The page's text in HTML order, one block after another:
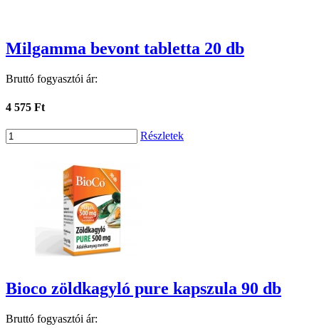
Milgamma bevont tabletta 20 db
Bruttó fogyasztói ár:
4 575 Ft
Részletek
Bioco zöldkagyló pure kapszula 90 db
Bruttó fogyasztói ár: